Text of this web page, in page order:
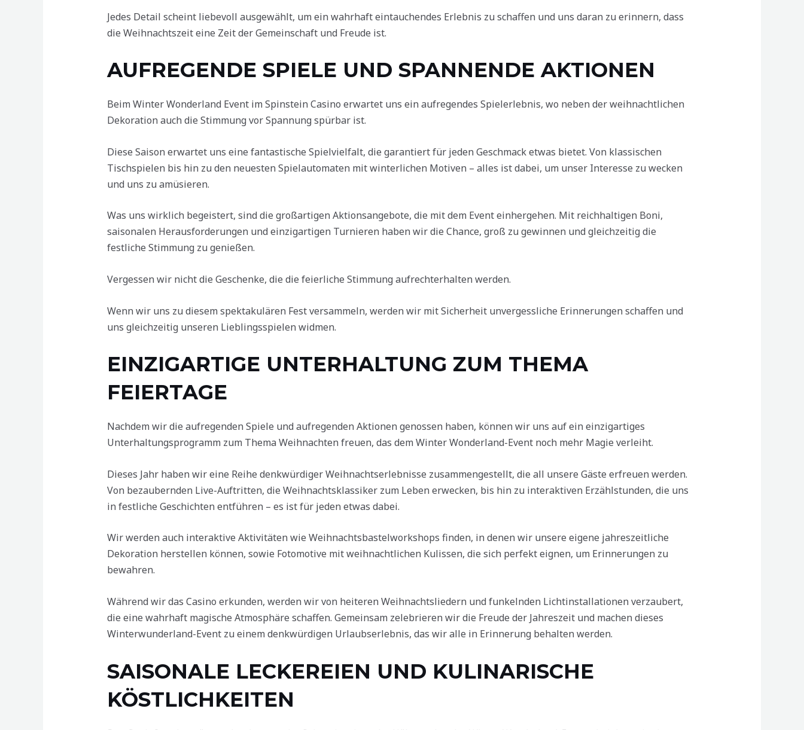
Jedes Detail scheint liebevoll ausgewählt, um ein wahrhaft eintauchendes Erlebnis zu schaffen und uns daran zu erinnern, dass
die Weihnachtszeit eine Zeit der Gemeinschaft und Freude ist.
AUFREGENDE SPIELE UND SPANNENDE AKTIONEN
Beim Winter Wonderland Event im Spinstein Casino erwartet uns ein aufregendes Spielerlebnis, wo neben der weihnachtlichen
Dekoration auch die Stimmung vor Spannung spürbar ist.
Diese Saison erwartet uns eine fantastische Spielvielfalt, die garantiert für jeden Geschmack etwas bietet. Von klassischen
Tischspielen bis hin zu den neuesten Spielautomaten mit winterlichen Motiven – alles ist dabei, um unser Interesse zu wecken
und uns zu amüsieren.
Was uns wirklich begeistert, sind die großartigen Aktionsangebote, die mit dem Event einhergehen. Mit reichhaltigen Boni,
saisonalen Herausforderungen und einzigartigen Turnieren haben wir die Chance, groß zu gewinnen und gleichzeitig die
festliche Stimmung zu genießen.
Vergessen wir nicht die Geschenke, die die feierliche Stimmung aufrechterhalten werden.
Wenn wir uns zu diesem spektakulären Fest versammeln, werden wir mit Sicherheit unvergessliche Erinnerungen schaffen und
uns gleichzeitig unseren Lieblingsspielen widmen.
EINZIGARTIGE UNTERHALTUNG ZUM THEMA
FEIERTAGE
Nachdem wir die aufregenden Spiele und aufregenden Aktionen genossen haben, können wir uns auf ein einzigartiges
Unterhaltungsprogramm zum Thema Weihnachten freuen, das dem Winter Wonderland-Event noch mehr Magie verleiht.
Dieses Jahr haben wir eine Reihe denkwürdiger Weihnachtserlebnisse zusammengestellt, die all unsere Gäste erfreuen werden.
Von bezaubernden Live-Auftritten, die Weihnachtsklassiker zum Leben erwecken, bis hin zu interaktiven Erzählstunden, die uns
in festliche Geschichten entführen – es ist für jeden etwas dabei.
Wir werden auch interaktive Aktivitäten wie Weihnachtsbastelworkshops finden, in denen wir unsere eigene jahreszeitliche
Dekoration herstellen können, sowie Fotomotive mit weihnachtlichen Kulissen, die sich perfekt eignen, um Erinnerungen zu
bewahren.
Während wir das Casino erkunden, werden wir von heiteren Weihnachtsliedern und funkelnden Lichtinstallationen verzaubert,
die eine wahrhaft magische Atmosphäre schaffen. Gemeinsam zelebrieren wir die Freude der Jahreszeit und machen dieses
Winterwunderland-Event zu einem denkwürdigen Urlaubserlebnis, das wir alle in Erinnerung behalten werden.
SAISONALE LECKEREIEN UND KULINARISCHE
KÖSTLICHKEITEN